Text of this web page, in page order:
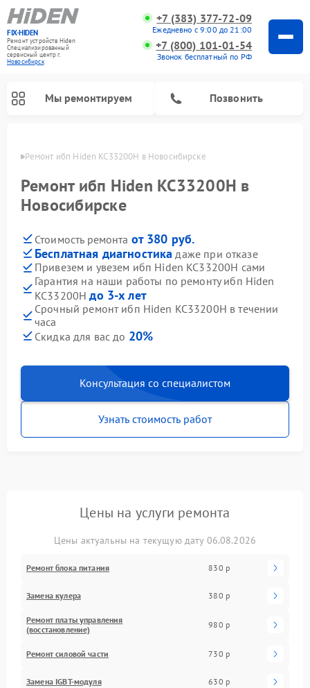
FIX-HIDEN
Ремонт устройств Hiden
Специализированный
cервисный центр г.
Новосибирск
+7 (383) 377-72-09
Ежедневно с 9:00 до 21:00
+7 (800) 101-01-54
Звонок бесплатный по РФ
Мы ремонтируем Позвонить
Ремонт ибп Hiden KC33200H в Новосибирске
Ремонт ибп Hiden KC33200H в
Новосибирске
Стоимость ремонта от 380 руб.
Бесплатная диагностика даже при отказе
Привезем и увезем ибп Hiden KC33200H сами
Гарантия на наши работы по ремонту ибп Hiden
KC33200Hдо 3-х лет
Срочный ремонт ибп Hiden KC33200H в течении
часа
Скидка для вас до 20%
Консультация со специалистом
Узнать стоимость работ
Цены на услуги ремонта
Цены актуальны на текущую дату 06.08.2026
Ремонт блока питания 830 р
Замена кулера 380 р
Ремонт платы управления
(восстановление)
980 р
Ремонт силовой части 730 р
Замена IGBT-модуля 630 р